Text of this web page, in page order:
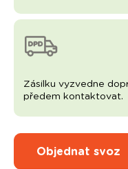
Zásilku vyzvedne
předem kontaktovat.
Objednat svoz